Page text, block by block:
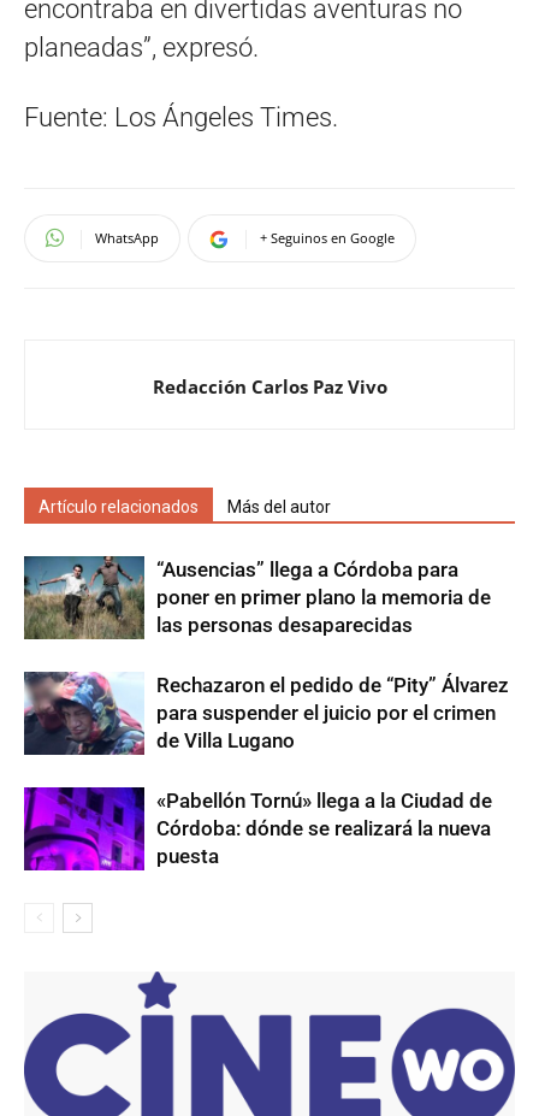
encontraba en divertidas aventuras no
planeadas”, expresó.
Fuente: Los Ángeles Times.
WhatsApp + Seguinos en Google
Redacción Carlos Paz Vivo
Artículo relacionados Más del autor
“Ausencias” llega a Córdoba para
poner en primer plano la memoria de
las personas desaparecidas
Rechazaron el pedido de “Pity” Álvarez
para suspender el juicio por el crimen
de Villa Lugano
«Pabellón Tornú» llega a la Ciudad de
Córdoba: dónde se realizará la nueva
puesta